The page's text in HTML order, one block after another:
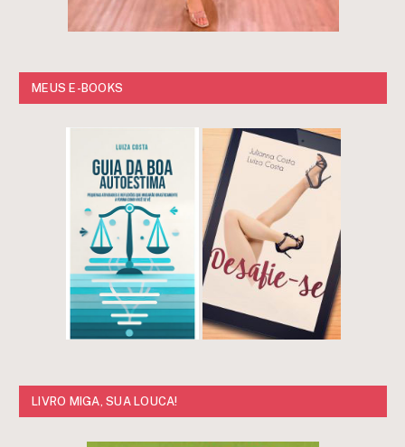
MEUS E-BOOKS
LIVRO MIGA, SUA LOUCA!